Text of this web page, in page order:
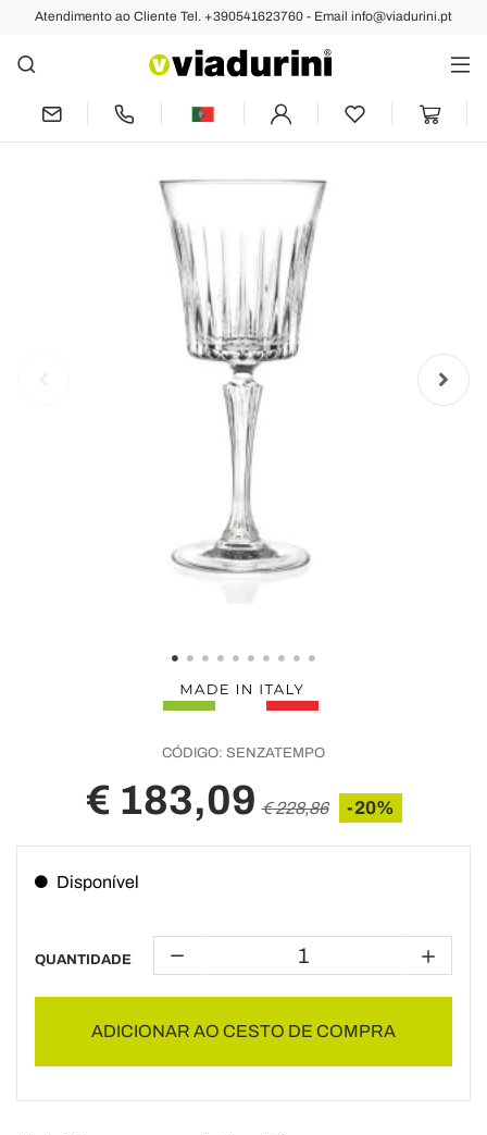
Atendimento ao Cliente Tel. +390541623760 - Email info@viadurini.pt
Anterior Próximo
12 Copos de Vinho de Coquetel de Água
Cristal Ecológica Luxo - Senzatempo
CÓDIGO: SENZATEMPO
€ 183,09 € 228,86 -20%
Disponível
QUANTIDADE
ADICIONAR AO CESTO DE COMPRA